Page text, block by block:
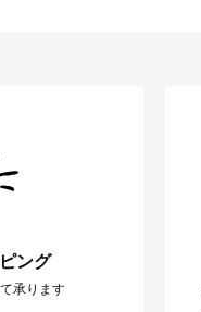
ング
承ります